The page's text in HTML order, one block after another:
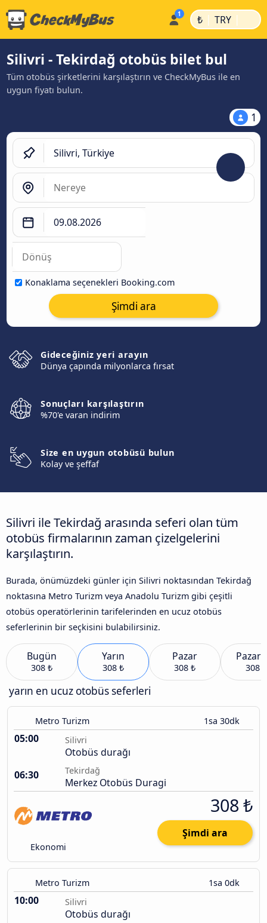
₺ | TRY |
Silivri - Tekirdağ otobüs bilet bul
Tüm otobüs şirketlerini karşılaştırın ve CheckMyBus ile en
uygun fiyatı bulun.
1
Konaklama seçenekleri Booking.com
Şimdi ara
Gideceğiniz yeri arayın
Dünya çapında milyonlarca fırsat
Sonuçları karşılaştırın
%70'e varan indirim
Size en uygun otobüsü bulun
Kolay ve şeffaf
Silivri ile Tekirdağ arasında seferi olan tüm
otobüs firmalarının zaman çizelgelerini
karşılaştırın.
Burada, önümüzdeki günler için Silivri noktasından Tekirdağ
noktasına Metro Turizm veya Anadolu Turizm gibi çeşitli
otobüs operatörlerinin tarifelerinden en ucuz otobüs
seferlerinin bir seçkisini bulabilirsiniz.
Bugün
308 ₺
Yarın
308 ₺
Pazar
308 ₺ 308 ₺
yarın en ucuz otobüs seferleri
Metro Turizm 1sa 30dk
05:00 Silivri
Otobüs durağı
06:30
Tekirdağ
Merkez Otobüs Duragi
Ekonomi
308 ₺
Şimdi ara
Metro Turizm 1sa 0dk
10:00 Silivri
Otobüs durağı